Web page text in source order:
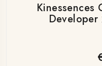
Kinessences